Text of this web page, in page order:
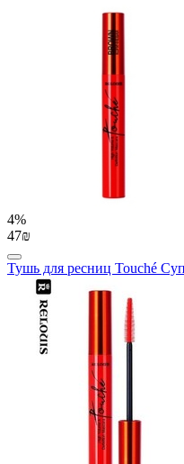
4%
47₪
Тушь для ресниц Touché